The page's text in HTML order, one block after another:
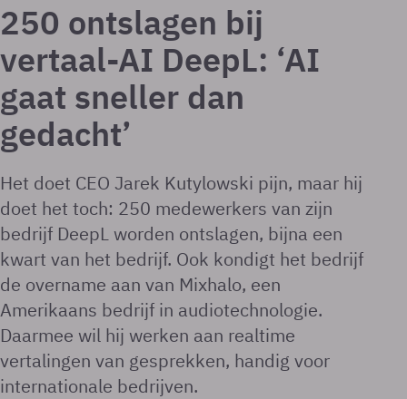
250 ontslagen bij
vertaal-AI DeepL: ‘AI
gaat sneller dan
gedacht’
Het doet CEO Jarek Kutylowski pijn, maar hij
doet het toch: 250 medewerkers van zijn
bedrijf DeepL worden ontslagen, bijna een
kwart van het bedrijf. Ook kondigt het bedrijf
de overname aan van Mixhalo, een
Amerikaans bedrijf in audiotechnologie.
Daarmee wil hij werken aan realtime
vertalingen van gesprekken, handig voor
internationale bedrijven.